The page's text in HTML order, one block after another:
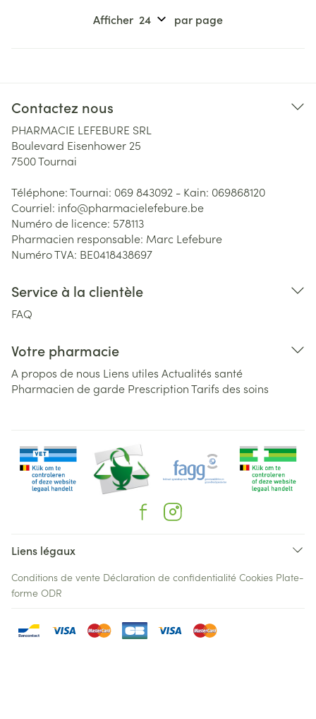
Afficher par page
Contactez nous
PHARMACIE LEFEBURE SRL
Boulevard Eisenhower 25
7500Tournai
Téléphone:Tournai: 069 843092 - Kain: 069868120
Courriel: info@pharmacielefebure.be
Numéro de licence: 578113
Pharmacien responsable: Marc Lefebure
Numéro TVA: BE0418438697
Service à la clientèle
FAQ
Votre pharmacie
A propos de nous Liens utiles Actualités santé
Pharmacien de garde PrescriptionTarifs des soins
Liens légaux
Conditions de vente Déclaration de confidentialité Cookies Plate-
forme ODR